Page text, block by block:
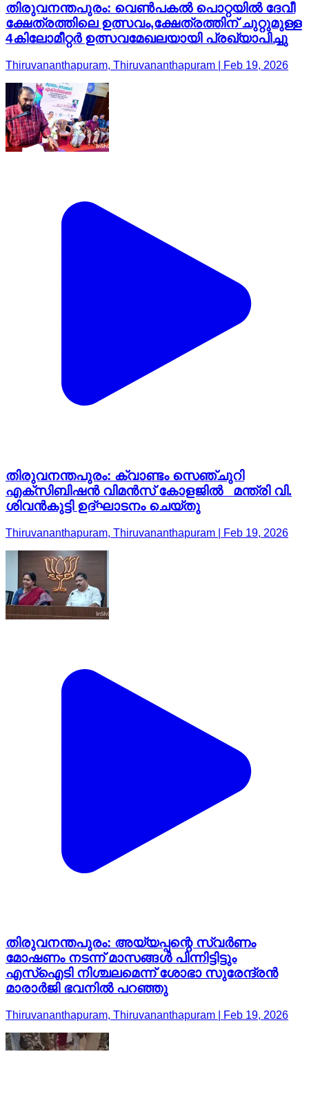
തിരുവനന്തപുരം: വെണ്‍പകല്‍ പൊറ്റയില്‍ ദേവീ
ക്ഷേത്രത്തിലെ ഉത്സവം,ക്ഷേത്രത്തിന് ചുറ്റുമുള്ള
4കിലോമീറ്റര്‍ ഉത്സവമേഖലയായി പ്രഖ്യാപിച്ചു
Thiruvananthapuram, Thiruvananthapuram | Feb 19, 2026
തിരുവനന്തപുരം: ക്വാണ്ടം സെഞ്ചുറി
എക്സിബിഷൻ വിമൻസ് കോളജിൽ മന്ത്രി വി.
ശിവൻകുട്ടി ഉദ്ഘാടനം ചെയ്തു
Thiruvananthapuram, Thiruvananthapuram | Feb 19, 2026
തിരുവനന്തപുരം: അയ്യപ്പന്റെ സ്വർണം
മോഷണം നടന്ന് മാസങ്ങൾ പിന്നിട്ടിട്ടും
എസ്ഐടി നിശ്ചലമെന്ന് ശോഭാ സുരേന്ദ്രൻ
മാരാർജി ഭവനിൽ പറഞ്ഞു
Thiruvananthapuram, Thiruvananthapuram | Feb 19, 2026